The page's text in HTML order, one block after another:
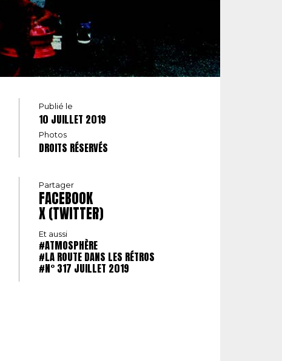
Publié le
10 JUILLET 2019
Photos
DROITS RÉSERVÉS
Partager
FACEBOOK
X (TWITTER)
Et aussi
#ATMOSPHÈRE
#LA ROUTE DANS LES RÉTROS
#N° 317 JUILLET 2019